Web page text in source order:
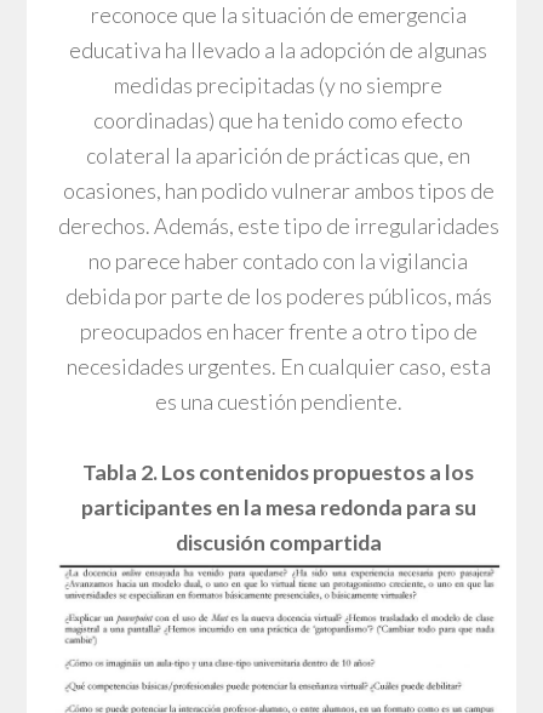
reconoce que la situación de emergencia
educativa ha llevado a la adopción de algunas
medidas precipitadas (y no siempre
coordinadas) que ha tenido como efecto
colateral la aparición de prácticas que, en
ocasiones, han podido vulnerar ambos tipos de
derechos. Además, este tipo de irregularidades
no parece haber contado con la vigilancia
debida por parte de los poderes públicos, más
preocupados en hacer frente a otro tipo de
necesidades urgentes. En cualquier caso, esta
es una cuestión pendiente.
Tabla 2. Los contenidos propuestos a los
participantes en la mesa redonda para su
discusión compartida